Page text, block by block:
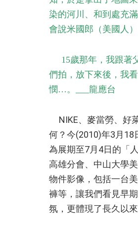
染的河川、和到處充
會說米國郎（美國人
15歲那年，我跟著
們拍，放下來後，我
憫…。___龍應台
NIKE、麥當勞、好
何？今(2010)年3月
為展期至7月4日的「
高雄分會、中山大學
物件影像，包括一台
褲等，讓我們看見早
氛，更體現了長久以